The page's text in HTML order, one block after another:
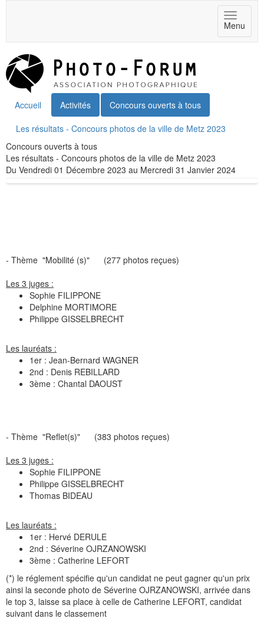
Toggle
Menu
Accueil Activités
Concours ouverts à tous
Les résultats - Concours photos de la ville de Metz 2023
Concours ouverts à tous
Les résultats - Concours photos de la ville de Metz 2023
Du Vendredi 01 Décembre 2023 au Mercredi 31 Janvier 2024
- Thème "Mobilité (s)" (277 photos reçues)
Les 3 juges :
Sophie FILIPPONE
Delphine MORTIMORE
Philippe GISSELBRECHT
Les lauréats :
1er : Jean-Bernard WAGNER
2nd : Denis REBILLARD
3ème : Chantal DAOUST
- Thème "Reflet(s)" (383 photos reçues)
Les 3 juges :
Sophie FILIPPONE
Philippe GISSELBRECHT
Thomas BIDEAU
Les lauréats :
1er : Hervé DERULE
2nd : Séverine OJRZANOWSKI
3ème : Catherine LEFORT
(*) le réglement spécifie qu'un candidat ne peut gagner qu'un prix
ainsi la seconde photo de Séverine OJRZANOWSKI, arrivée dans
le top 3, laisse sa place à celle de Catherine LEFORT, candidat
suivant dans le classement